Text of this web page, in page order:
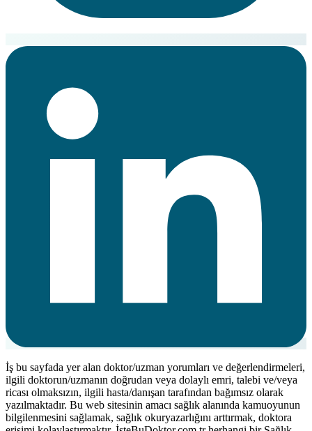
İş bu sayfada yer alan doktor/uzman yorumları ve değerlendirmeleri,
ilgili doktorun/uzmanın doğrudan veya dolaylı emri, talebi ve/veya
ricası olmaksızın, ilgili hasta/danışan tarafından bağımsız olarak
yazılmaktadır. Bu web sitesinin amacı sağlık alanında kamuoyunun
bilgilenmesini sağlamak, sağlık okuryazarlığını arttırmak, doktora